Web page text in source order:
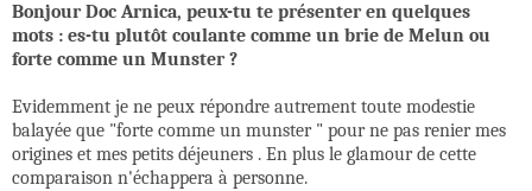
Bonjour Doc Arnica, peux-tu te présenter en quelques
mots : es-tu plutôt coulante comme un brie de Melun ou
forte comme un Munster ?
Evidemment je ne peux répondre autrement toute modestie
balayée que "forte comme un munster " pour ne pas renier mes
origines et mes petits déjeuners . En plus le glamour de cette
comparaison n'échappera à personne.